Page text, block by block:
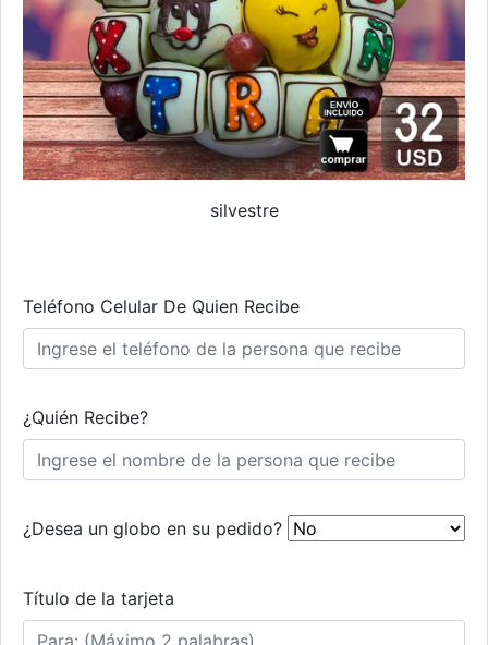
silvestre
Teléfono Celular De Quien Recibe
¿Quién Recibe?
¿Desea un globo en su pedido?
Título de la tarjeta